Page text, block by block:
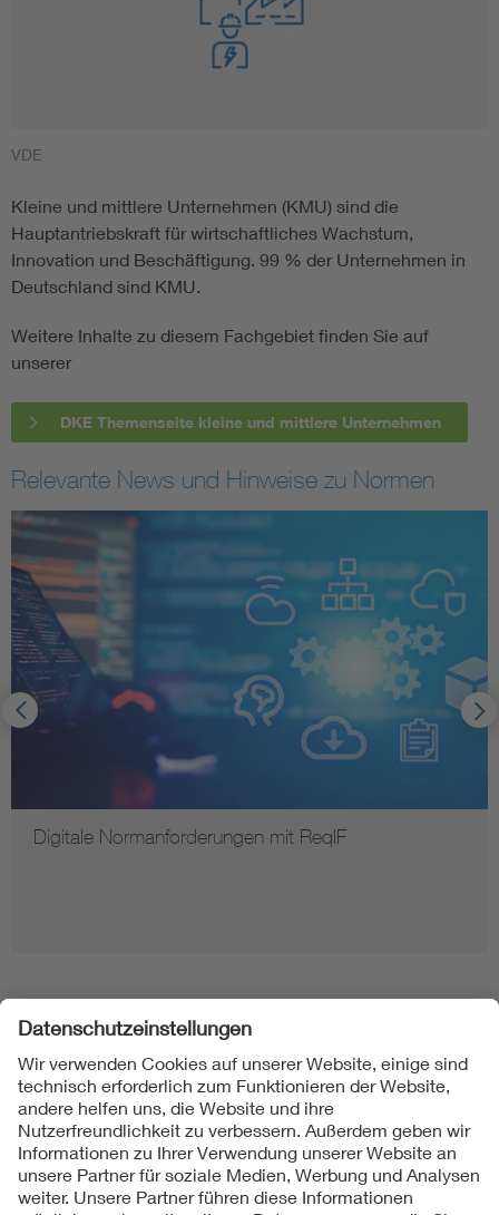
VDE
Kleine und mittlere Unternehmen (KMU) sind die
Hauptantriebskraft für wirtschaftliches Wachstum,
Innovation und Beschäftigung. 99 % der Unternehmen in
Deutschland sind KMU.
Weitere Inhalte zu diesem Fachgebiet finden Sie auf
unserer
DKE Themenseite kleine und mittlere Unternehmen
Relevante News und Hinweise zu Normen
Digitale Normanforderungen mit ReqIF
Folgen Sie uns